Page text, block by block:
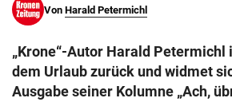
bookmark Merkliste
search
Suchbegriff
eingeben
Von Harald Petermichl
„Krone“-Autor Harald Petermichl
dem Urlaub zurück und widmet
Ausgabe seiner Kolumne „Ach,